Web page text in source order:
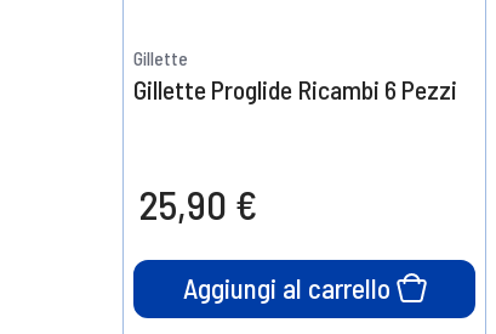
Gillette
Gillette Proglide Ricambi 6 Pezzi
25,90 €
Aggiungi al carrello